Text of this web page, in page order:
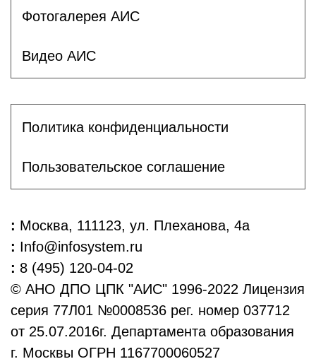
Фотогалерея АИС
Видео АИС
Политика конфиденциальности
Пользовательское соглашение
: Москва, 111123, ул. Плеханова, 4а
: Info@infosystem.ru
: 8 (495) 120-04-02
© АНО ДПО ЦПК "АИС" 1996-2022 Лицензия
серия 77Л01 №0008536 рег. номер 037712
от 25.07.2016г. Департамента образования
г. Москвы ОГРН 1167700060527